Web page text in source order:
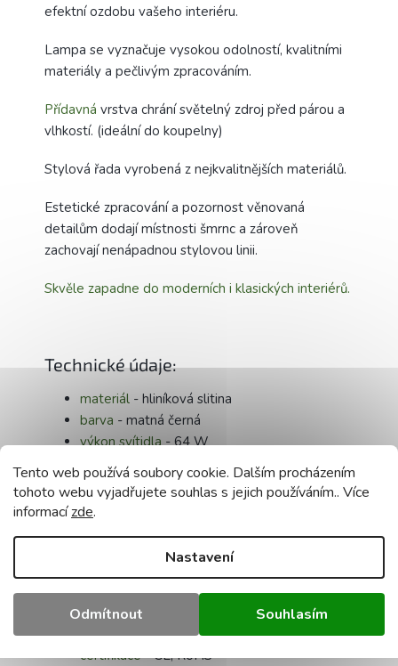
Tento web používá soubory cookie. Dalším procházením
tohoto webu vyjadřujete souhlas s jejich používáním.. Více
informacízde.
Nastavení
Odmítnout Souhlasím
efektní ozdobu vašeho interiéru.
Lampa se vyznačuje vysokou odolností, kvalitními
materiály a pečlivým zpracováním.
Přídavná vrstva chrání světelný zdroj před párou a
vlhkostí. (ideální do koupelny)
Stylová řada vyrobená z nejkvalitnějších materiálů.
Estetické zpracování a pozornost věnovaná
detailům dodají místnosti šmrnc a zároveň
zachovají nenápadnou stylovou linii.
Skvěle zapadne do moderních i klasických interiérů.
Technické údaje:
materiál - hliníková slitina
barva - matná černá
výkon svítidla- 64 W
napájecí napětí
- 165 - 265 V
nastavení lampy: ano s dálkovým ovládáním
baterie pro dálkové ovládání:
: 3000K - 4000K - 6000K
počet cyklů zapnutí/vypnutí- 15 000x
index podání barev
- CRI Ra 80
napájecí zdroj je součástí dodávky- ano
certifikace- CE, RoHS